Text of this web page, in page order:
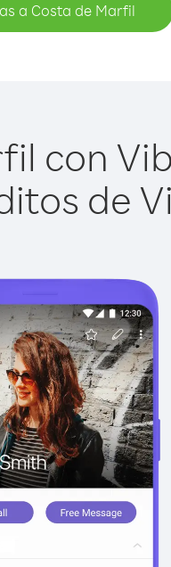
a Costa de Marfil
con
de